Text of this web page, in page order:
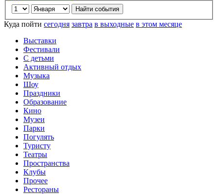
Куда пойти сегодня завтра в выходные в этом месяце
Выставки
Фестивали
С детьми
Активный отдых
Музыка
Шоу
Праздники
Образование
Кино
Музеи
Парки
Погулять
Туристу
Театры
Пространства
Клубы
Прочее
Рестораны